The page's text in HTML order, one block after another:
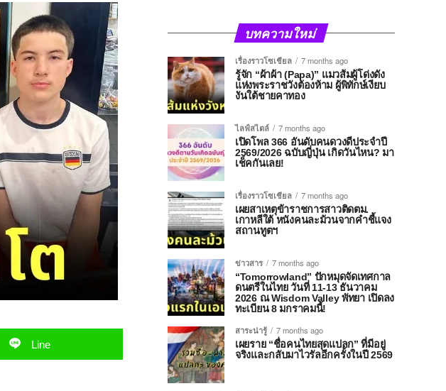
Line
บทความใหม่
เรื่องราวโซเชียล
7 months ago
รู้จัก “ผ้าผ้า (Papa)” แมวส้มผู้โด่งดัง
แห่งพระราชวังต้องห้าม ผู้พิทักษ์เงียบ
งันใต้ชายคาทอง
ไลฟ์สไตล์
7 months ago
เปิดโพล 366 อันดับคนดวงดีประจำปี
2569/2026 ฉบับญี่ปุ่น เกิดวันไหน? มา
เช็คกันเลย!
เรื่องราวโซเชียล
7 months ago
เผยสาเหตุข้าราชการสาวติดตม.
เกาหลีใต้ หนังคนละม้วนจากคำชี้แจง
สถานทูตฯ
ข่าวสาร
7 months ago
“Tomorrowland” ปักหมุดจัดเทศกาล
ดนตรีในไทย วันที่ 11-13 ธันวาคม
2026 ณ Wisdom Valley พัทยา เปิดลง
ทะเบียน 8 มกราคมนี้!
สาระน่ารู้
7 months ago
เผยราย “ชื่อคนไทยสุดแปลก” ที่มีอยู่
จริงและกลับมาไวรัลอีกครั้งในปี 2569